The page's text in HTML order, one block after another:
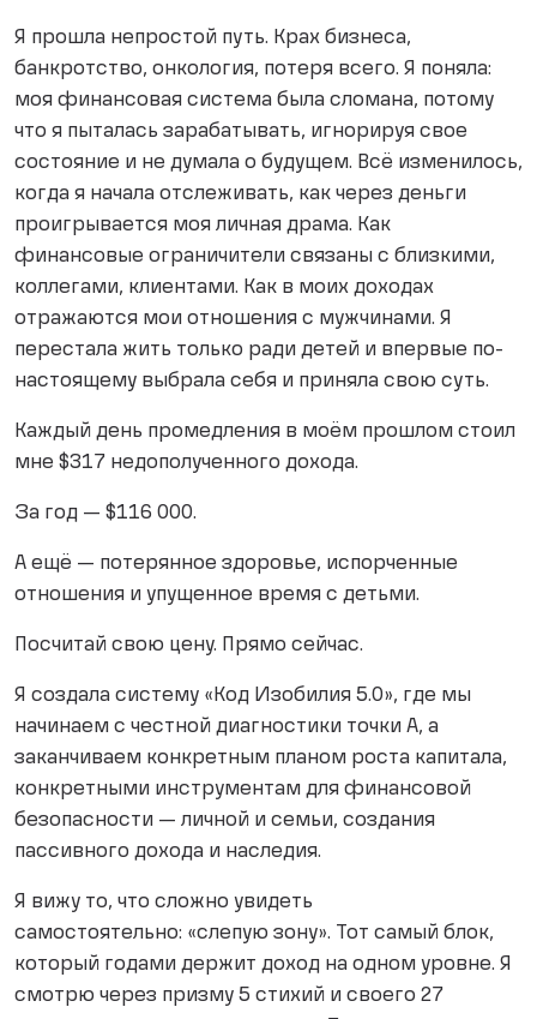
Я прошла непростой путь. Крах бизнеса,
банкротство, онкология, потеря всего. Я поняла:
моя финансовая система была сломана, потому
что я пыталась зарабатывать, игнорируя свое
состояние и не думала о будущем. Всё изменилось,
когда я начала отслеживать, как через деньги
проигрывается моя личная драма. Как
финансовые ограничители связаны с близкими,
коллегами, клиентами. Как в моих доходах
отражаются мои отношения с мужчинами. Я
перестала жить только ради детей и впервые по-
настоящему выбрала себя и приняла свою суть.
Каждый день промедления в моём прошлом стоил
мне $317 недополученного дохода.
За год — $116 000.
А ещё — потерянное здоровье, испорченные
отношения и упущенное время с детьми.
Посчитай свою цену. Прямо сейчас.
Я создала систему «Код Изобилия 5.0», где мы
начинаем с честной диагностики точки А, а
заканчиваем конкретным планом роста капитала,
конкретными инструментам для финансовой
безопасности — личной и семьи, создания
пассивного дохода и наследия.
Я вижу то, что сложно увидеть
самостоятельно: «слепую зону». Тот самый блок,
который годами держит доход на одном уровне. Я
смотрю через призму 5 стихий и своего 27